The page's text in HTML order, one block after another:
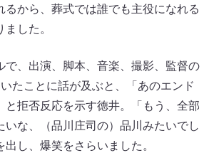
るから、葬式では誰でも主役になれる
した。
で、出演、脚本、音楽、撮影、監督の
たことに話が及ぶと、「あのエンド
と拒否反応を示す徳井。「もう、全部
いな、（品川庄司の）品川みたいでし
出し、爆笑をさらいました。